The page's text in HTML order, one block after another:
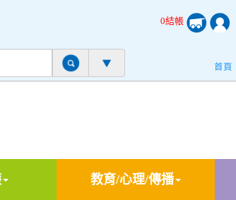
0結帳
首頁
教育/心理/傳播